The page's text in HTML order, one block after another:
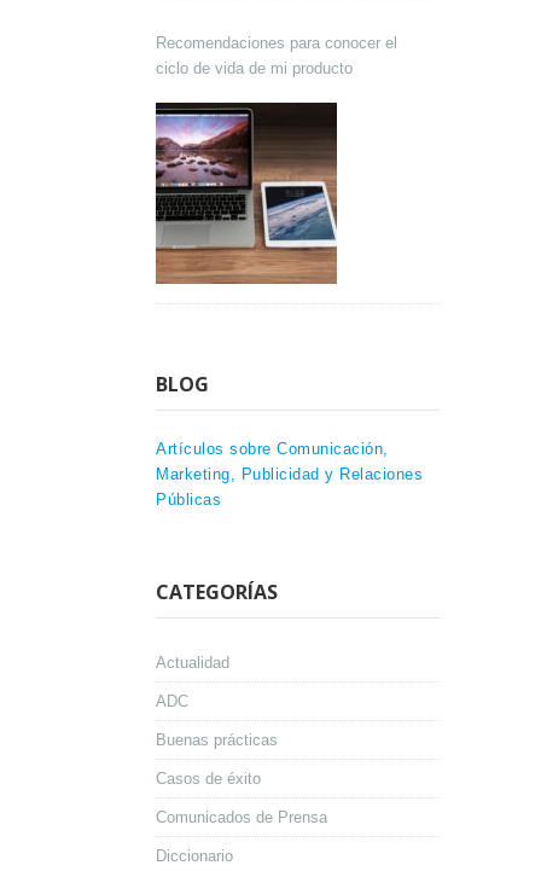
Recomendaciones para conocer el
ciclo de vida de mi producto
BLOG
Artículos sobre Comunicación,
Marketing, Publicidad y Relaciones
Públicas
CATEGORÍAS
Actualidad
ADC
Buenas prácticas
Casos de éxito
Comunicados de Prensa
Diccionario